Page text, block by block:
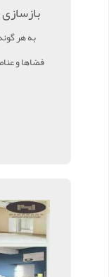
به هر
فضاها و